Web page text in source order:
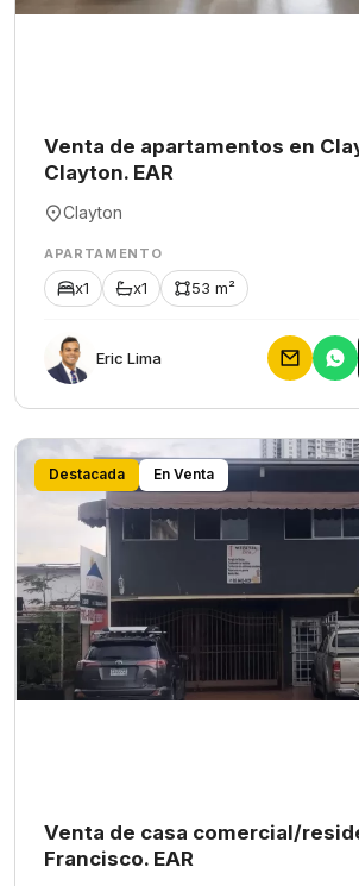
Venta de apartamentos en
Clayton. EAR
Clayton
APARTAMENTO
x1 x1 53 m²
Eric Lima
Destacada En Venta
Venta de casa comercial/
Francisco. EAR